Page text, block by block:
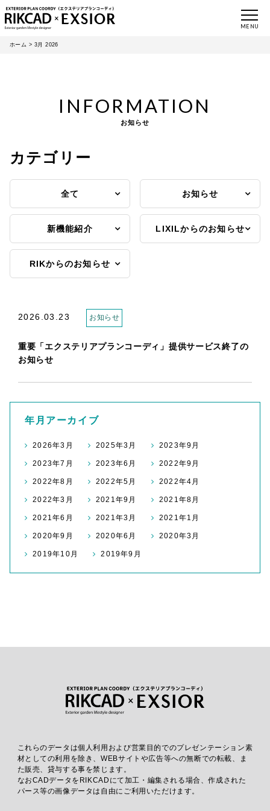
MENU
ホーム > 3月 2026
INFORMATION
お知らせ
カテゴリー
全て お知らせ
新機能紹介 LIXILからのお知らせ
RIKからのお知らせ
2026.03.23 お知らせ
重要「エクステリアプランコーディ」提供サービス終了の
お知らせ
年月アーカイブ
2026年3月 2025年3月 2023年9月
2023年7月 2023年6月 2022年9月
2022年8月 2022年5月 2022年4月
2022年3月 2021年9月 2021年8月
2021年6月 2021年3月 2021年1月
2020年9月 2020年6月 2020年3月
2019年10月 2019年9月
これらのデータは個人利用および営業目的でのプレゼンテーション素
材としての利用を除き、WEBサイトや広告等への無断での転載、ま
た販売、貸与する事を禁じます。
なおCADデータをRIKCADにて加工・編集される場合、作成された
パース等の画像データは自由にご利用いただけます。